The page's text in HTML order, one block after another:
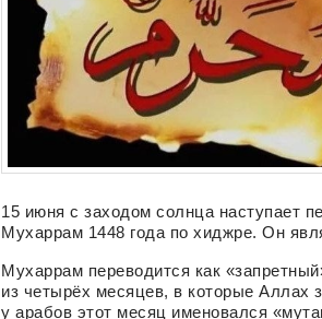
15 июня с заходом солнца наступает
Мухаррам 1448 года по хиджре. Он
Мухаррам переводится как
из четырёх месяцев, в которые Аллах
у арабов этот месяц именовался